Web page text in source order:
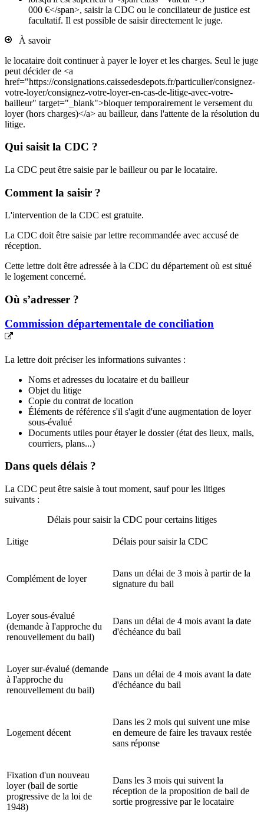
000 €</span>, saisir la CDC ou le conciliateur de justice est
facultatif. Il est possible de saisir directement le juge.
À savoir
le locataire doit continuer à payer le loyer et les charges. Seul le juge
peut décider de <a
href="https://consignations.caissedesdepots.fr/particulier/consignez-
votre-loyer/consignez-votre-loyer-en-cas-de-litige-avec-votre-
bailleur" target="_blank">bloquer temporairement le versement du
loyer (hors charges)</a> au bailleur, dans l'attente de la résolution du
litige.
Qui saisit la CDC ?
La CDC peut être saisie par le bailleur ou par le locataire.
Comment la saisir ?
L'intervention de la CDC est gratuite.
La CDC doit être saisie par lettre recommandée avec accusé de
réception.
Cette lettre doit être adressée à la CDC du département où est situé
le logement concerné.
Où s’adresser ?
Commission départementale de conciliation
La lettre doit préciser les informations suivantes :
Noms et adresses du locataire et du bailleur
Objet du litige
Copie du contrat de location
Éléments de référence s'il s'agit d'une augmentation de loyer
sous-évalué
Documents utiles pour étayer le dossier (état des lieux, mails,
courriers, plans...)
Dans quels délais ?
La CDC peut être saisie à tout moment, sauf pour les litiges
suivants :
Délais pour saisir la CDC pour certains litiges
Litige Délais pour saisir la CDC
Complément de loyer
Dans un délai de 3 mois à partir de la
signature du bail
Loyer sous-évalué
(demande à l'approche du
renouvellement du bail)
Dans un délai de 4 mois avant la date
d'échéance du bail
Loyer sur-évalué (demande
à l'approche du
renouvellement du bail)
Dans un délai de 4 mois avant la date
d'échéance du bail
Logement décent
Dans les 2 mois qui suivent une mise
en demeure de faire les travaux restée
sans réponse
Fixation d'un nouveau
loyer (bail de sortie
progressive de la loi de
1948)
Dans les 3 mois qui suivent la
réception de la proposition de bail de
sortie progressive par le locataire